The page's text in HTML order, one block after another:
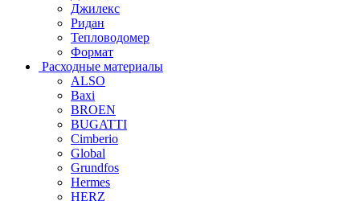
Джилекс
Ридан
Тепловодомер
Формат
Расходные материалы
ALSO
Baxi
BROEN
BUGATTI
Cimberio
Global
Grundfos
Hermes
HERZ